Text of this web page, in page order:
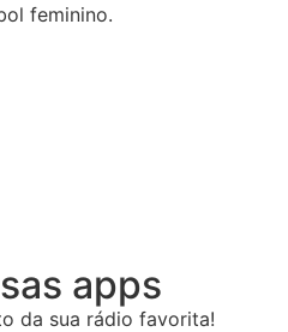
feminino.
apps
da sua rádio favorita!